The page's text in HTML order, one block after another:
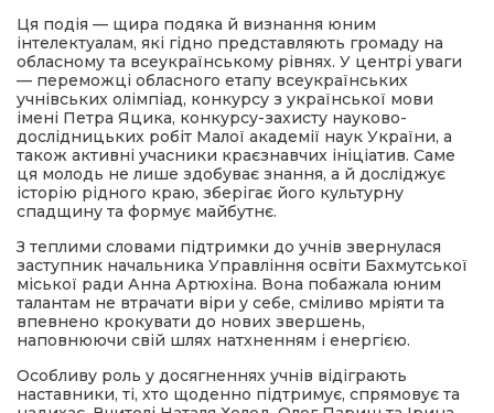
політика
місія
Ця подія — щира подяка й визнання юним
інтелектуалам, які гідно представляють громаду на
обласному та всеукраїнському рівнях. У центрі уваги
— переможці обласного етапу всеукраїнських
учнівських олімпіад, конкурсу з української мови
імені Петра Яцика, конкурсу-захисту науково-
дослідницьких робіт Малої академії наук України, а
також активні учасники краєзнавчих ініціатив. Саме
ця молодь не лише здобуває знання, а й досліджує
історію рідного краю, зберігає його культурну
спадщину та формує майбутнє.
З теплими словами підтримки до учнів звернулася
заступник начальника Управління освіти Бахмутської
міської ради Анна Артюхіна. Вона побажала юним
талантам не втрачати віри у себе, сміливо мріяти та
впевнено крокувати до нових звершень,
наповнюючи свій шлях натхненням і енергією.
Особливу роль у досягненнях учнів відіграють
наставники, ті, хто щоденно підтримує, спрямовує та